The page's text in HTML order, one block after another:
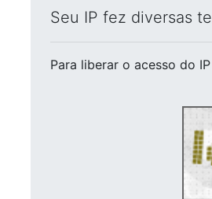
Seu IP fez diversas
Para liberar o acesso do IP